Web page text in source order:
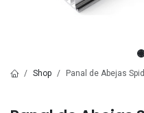
Shop Panal de Abejas